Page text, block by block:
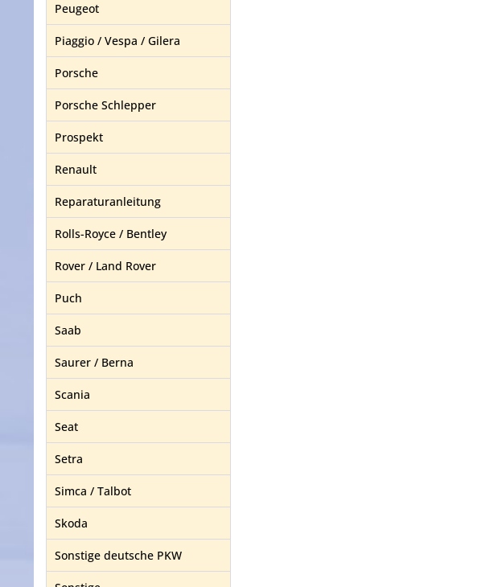
Peugeot
Piaggio / Vespa / Gilera
Porsche
Porsche Schlepper
Prospekt
Renault
Reparaturanleitung
Rolls-Royce / Bentley
Rover / Land Rover
Puch
Saab
Saurer / Berna
Scania
Seat
Setra
Simca / Talbot
Skoda
Sonstige deutsche PKW